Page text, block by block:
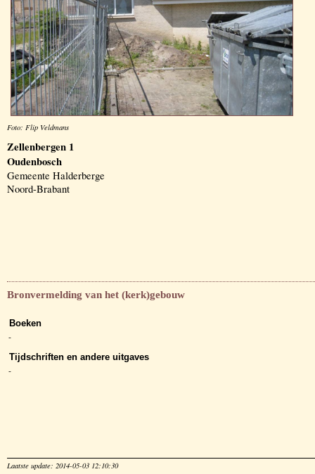
Foto: Flip Veldmans
Zellenbergen 1
Oudenbosch
Gemeente Halderberge
Noord-Brabant
Bronvermelding van het (kerk)gebouw
Boeken
-
Tijdschriften en andere uitgaves
-
Laatste update: 2014-05-03 12:10:30